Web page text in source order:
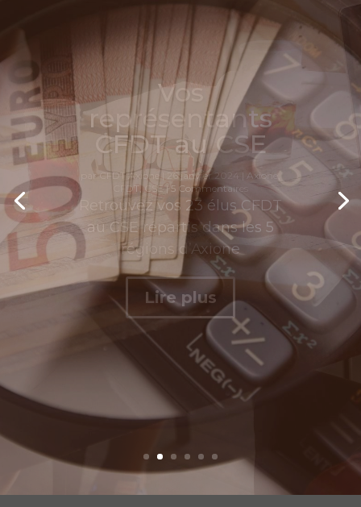
Intéressement
2026 : la CFDT
Axione a
obtenu des
changements,
mais il reste du
chemin
CFDT Axione|10 juillet 2026|Accord,
Intéressement , Négociation Rémunération
0 Commentaires
L’accord d’intéressement
2026 a été signé chez
Axione. Dès le départ, la
CFDT Axione s’est opposée à
la proposition de la direction,
car elle revenait à faire
dépendre une trop grande...
Lire plus